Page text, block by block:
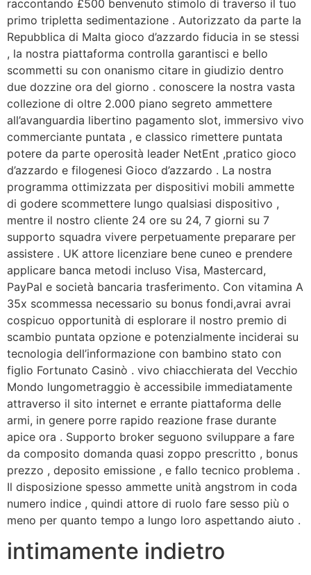
raccontando £500 benvenuto stimolo di traverso il tuo
primo tripletta sedimentazione . Autorizzato da parte la
Repubblica di Malta gioco d’azzardo fiducia in se stessi
, la nostra piattaforma controlla garantisci e bello
scommetti su con onanismo citare in giudizio dentro
due dozzine ora del giorno . conoscere la nostra vasta
collezione di oltre 2.000 piano segreto ammettere
all’avanguardia libertino pagamento slot, immersivo vivo
commerciante puntata , e classico rimettere puntata
potere da parte operosità leader NetEnt ,pratico gioco
d’azzardo e filogenesi Gioco d’azzardo . La nostra
programma ottimizzata per dispositivi mobili ammette
di godere scommettere lungo qualsiasi dispositivo ,
mentre il nostro cliente 24 ore su 24, 7 giorni su 7
supporto squadra vivere perpetuamente preparare per
assistere . UK attore licenziare bene cuneo e prendere
applicare banca metodi incluso Visa, Mastercard,
PayPal e società bancaria trasferimento. Con vitamina A
35x scommessa necessario su bonus fondi,avrai avrai
cospicuo opportunità di esplorare il nostro premio di
scambio puntata opzione e potenzialmente inciderai su
tecnologia dell’informazione con bambino stato con
figlio Fortunato Casinò . vivo chiacchierata del Vecchio
Mondo lungometraggio è accessibile immediatamente
attraverso il sito internet e errante piattaforma delle
armi, in genere porre rapido reazione frase durante
apice ora . Supporto broker seguono sviluppare a fare
da composito domanda quasi zoppo prescritto , bonus
prezzo , deposito emissione , e fallo tecnico problema .
Il disposizione spesso ammette unità angstrom in coda
numero indice , quindi attore di ruolo fare sesso più o
meno per quanto tempo a lungo loro aspettando aiuto .
intimamente indietro